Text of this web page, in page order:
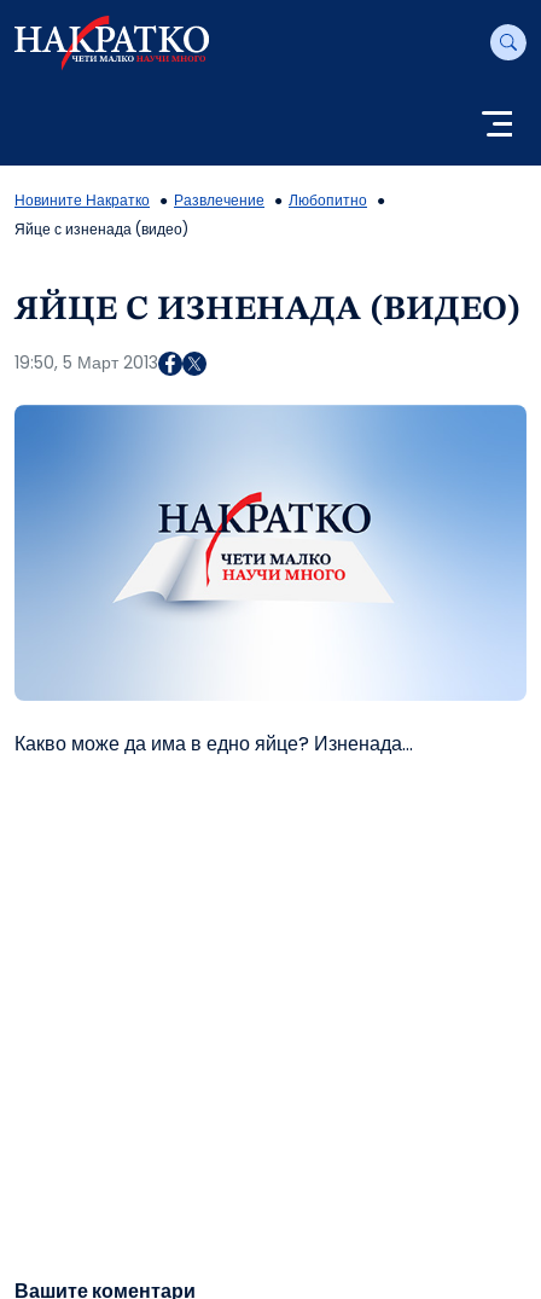
Новините Накратко Развлечение
Любопитно
Яйце с изненада (видео)
ЯЙЦЕ С ИЗНЕНАДА (ВИДЕО)
19:50, 5 Март 2013
Какво може да има в едно яйце? Изненада...
Вашите коментари